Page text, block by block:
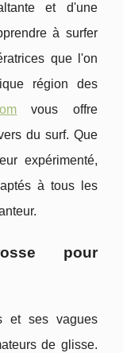
et d'une
à surfer
que l'on
région des
vous offre
du surf. Que
expérimenté,
à tous les
pour
et ses vagues
de glisse.